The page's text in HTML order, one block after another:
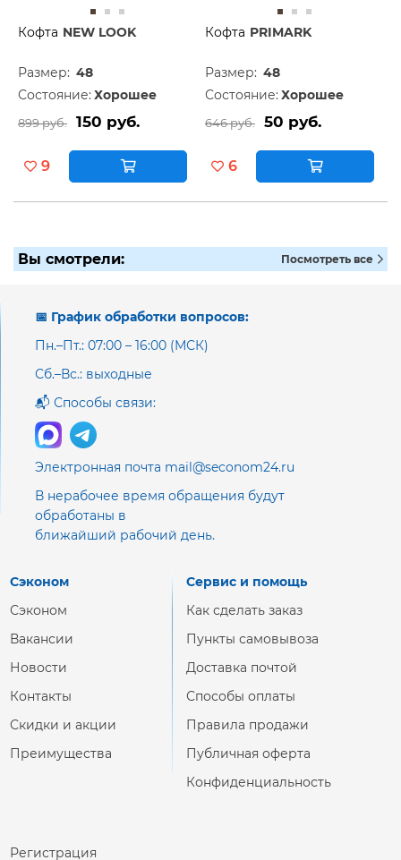
Кофта NEW LOOK
Размер: 48
Состояние: Хорошее
899 руб. 150 руб.
9
Кофта PRIMARK
Размер: 48
Состояние: Хорошее
646 руб. 50 руб.
6
Вы смотрели: Посмотреть все
📅 График обработки вопросов:
Пн.–Пт.: 07:00 – 16:00 (МСК)
Сб.–Вс.: выходные
📬 Способы связи:
Электронная почта mail@seconom24.ru
В нерабочее время обращения будут
обработаны в
ближайший рабочий день.
Сэконом
Сэконом
Вакансии
Новости
Контакты
Скидки и акции
Преимущества
Сервис и помощь
Как сделать заказ
Пункты самовывоза
Доставка почтой
Способы оплаты
Правила продажи
Публичная оферта
Конфиденциальность
Регистрация